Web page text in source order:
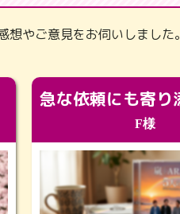
やご意見をお伺いしました。
F様